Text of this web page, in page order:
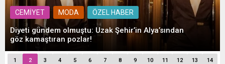
CEMİYET MODA ÖZEL HABER
Diyeti gündem olmuştu: Uzak Şehir’in Alya’sından
göz kamaştıran pozlar!
1 2 3 4 5 6 7 8 9 10 11 12 13 14